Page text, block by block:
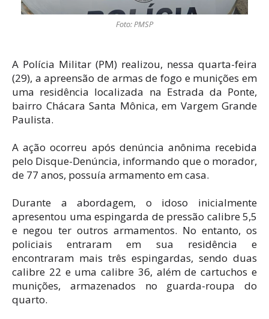
Foto: PMSP
A Polícia Militar (PM) realizou, nessa quarta-feira
(29), a apreensão de armas de fogo e munições em
uma residência localizada na Estrada da Ponte,
bairro Chácara Santa Mônica, em Vargem Grande
Paulista.
A ação ocorreu após denúncia anônima recebida
pelo Disque-Denúncia, informando que o morador,
de 77 anos, possuía armamento em casa.
Durante a abordagem, o idoso inicialmente
apresentou uma espingarda de pressão calibre 5,5
e negou ter outros armamentos. No entanto, os
policiais entraram em sua residência e
encontraram mais três espingardas, sendo duas
calibre 22 e uma calibre 36, além de cartuchos e
munições, armazenados no guarda-roupa do
quarto.